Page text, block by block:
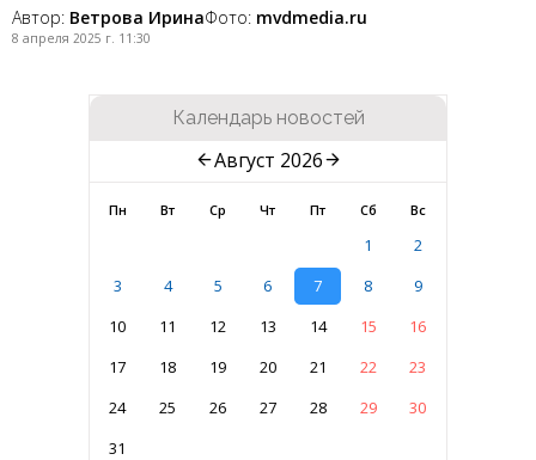
Автор: Ветрова ИринаФото: mvdmedia.ru
8 апреля 2025 г. 11:30
Календарь новостей
Август 2026
Пн Вт Ср Чт Пт Сб Вс
1
2
3
4 5 6 7 8
9
10
11 12 13 14 15
16
17
18 19 20 21 22
23
24
25 26 27 28 29
30
31